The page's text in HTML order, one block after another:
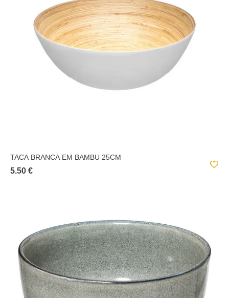
TACA BRANCA EM BAMBU 25CM
5.50 €